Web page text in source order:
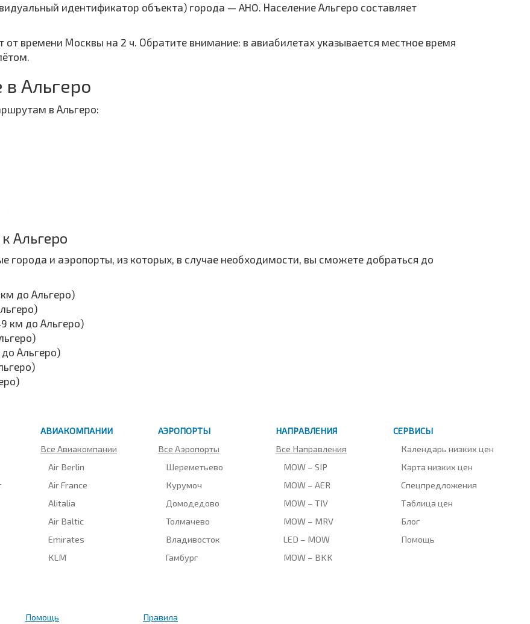
идентификатор объекта) города — AHO. Население Альгеро составляет
от времени Москвы на 2 ч. Обратите внимание: в авиабилетах указывается местное время
Альгеро
в Альгеро:
Альгеро
города и аэропорты, из которых, в случае необходимости, вы сможете добраться до
км до Альгеро)
км до Альгеро)
до Альгеро)
АВИАКОМПАНИИ
Все Авиакомпании
Air Berlin
Air France
Alitalia
Air Baltic
Emirates
KLM
АЭРОПОРТЫ
Все Аэропорты
Шереметьево
Курумоч
Домодедово
Толмачево
Владивосток
Гамбург
НАПРАВЛЕНИЯ
Все Направления
MOW – SIP
MOW – AER
MOW – TIV
MOW – MRV
LED – MOW
MOW – BKK
СЕРВИСЫ
Календарь низких цен
Карта низких цен
Спецпредложения
Таблица цен
Блог
Помощь
Помощь Правила